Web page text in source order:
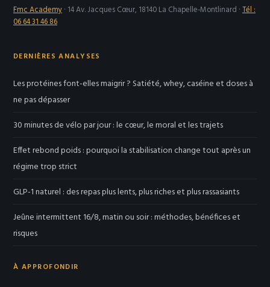
Fmc Academy · 14 Av. Jacques Cœur, 18140 La Chapelle-Montlinard · Tél :
06 64 31 46 86
DERNIÈRES ANALYSES
Les protéines font-elles maigrir ? Satiété, whey, caséine et doses à
ne pas dépasser
30 minutes de vélo par jour : le cœur, le moral et les trajets
Effet rebond poids : pourquoi la stabilisation change tout après un
régime trop strict
GLP-1 naturel : des repas plus lents, plus riches et plus rassasiants
Jeûne intermittent 16/8, matin ou soir : méthodes, bénéfices et
risques
À APPROFONDIR